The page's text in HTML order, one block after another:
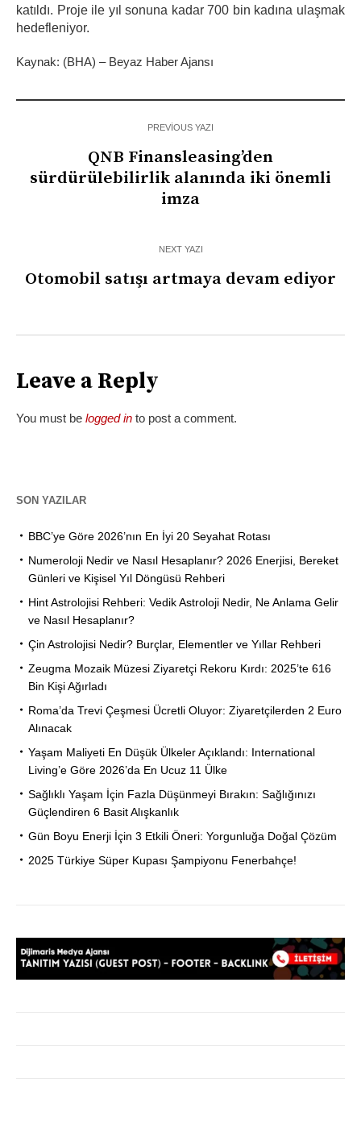
katıldı. Proje ile yıl sonuna kadar 700 bin kadına ulaşmak
hedefleniyor.
Kaynak: (BHA) – Beyaz Haber Ajansı
PREVIOUS YAZI
QNB Finansleasing’den
sürdürülebilirlik alanında iki önemli
imza
NEXT YAZI
Otomobil satışı artmaya devam ediyor
Leave a Reply
You must be logged in to post a comment.
SON YAZILAR
BBC’ye Göre 2026’nın En İyi 20 Seyahat Rotası
Numeroloji Nedir ve Nasıl Hesaplanır? 2026 Enerjisi, Bereket
Günleri ve Kişisel Yıl Döngüsü Rehberi
Hint Astrolojisi Rehberi: Vedik Astroloji Nedir, Ne Anlama Gelir
ve Nasıl Hesaplanır?
Çin Astrolojisi Nedir? Burçlar, Elementler ve Yıllar Rehberi
Zeugma Mozaik Müzesi Ziyaretçi Rekoru Kırdı: 2025’te 616
Bin Kişi Ağırladı
Roma’da Trevi Çeşmesi Ücretli Oluyor: Ziyaretçilerden 2 Euro
Alınacak
Yaşam Maliyeti En Düşük Ülkeler Açıklandı: International
Living’e Göre 2026’da En Ucuz 11 Ülke
Sağlıklı Yaşam İçin Fazla Düşünmeyi Bırakın: Sağlığınızı
Güçlendiren 6 Basit Alışkanlık
Gün Boyu Enerji İçin 3 Etkili Öneri: Yorgunluğa Doğal Çözüm
2025 Türkiye Süper Kupası Şampiyonu Fenerbahçe!